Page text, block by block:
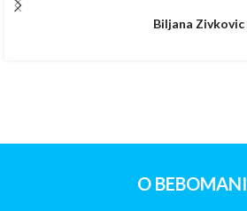
Biljana Zivkovic
O